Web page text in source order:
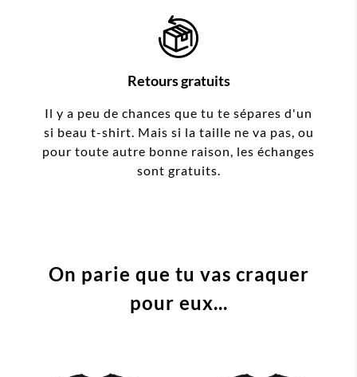
Retours gratuits
Il y a peu de chances que tu te sépares d'un
si beau t-shirt. Mais si la taille ne va pas, ou
pour toute autre bonne raison, les échanges
sont gratuits.
On parie que tu vas craquer
pour eux...